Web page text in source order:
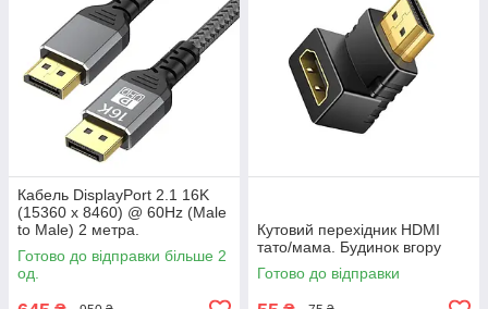
Кабель DisplayPort 2.1 16K
(15360 x 8460) @ 60Hz (Male
to Male) 2 метра.
Ультимативне рішення для
дизайну та геймінгу
Готово до відправки більше 2
од.
Кутовий перехідник HDMI
тато/мама. Будинок вгору
Готово до відправки